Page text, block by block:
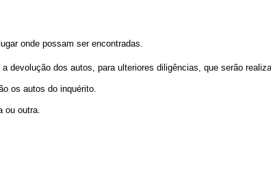
onde possam ser encontradas.
dos autos, para ulteriores diligências, que serão
os autos do inquérito.
ou outra.